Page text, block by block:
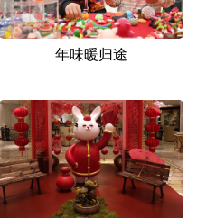
年味暖归途